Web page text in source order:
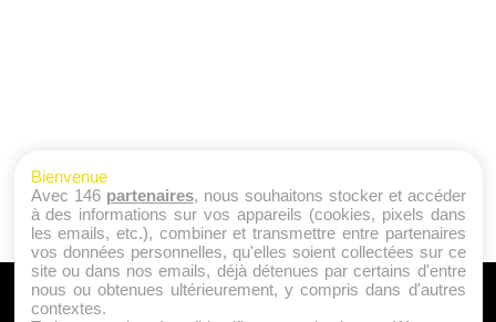
A PROPOS
Bienvenue
Avec 146 partenaires, nous souhaitons stocker et accéder
à des informations sur vos appareils (cookies, pixels dans
les emails, etc.), combiner et transmettre entre partenaires
vos données personnelles, qu'elles soient collectées sur ce
site ou dans nos emails, déjà détenues par certains d'entre
nous ou obtenues ultérieurement, y compris dans d'autres
contextes.